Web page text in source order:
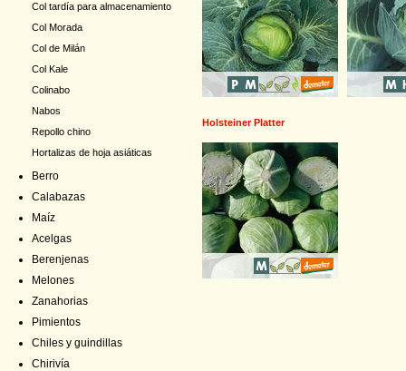
Col tardía para almacenamiento
Col Morada
Col de Milán
Col Kale
Colinabo
Nabos
Repollo chino
Hortalizas de hoja asiáticas
Berro
Calabazas
Maíz
Acelgas
Berenjenas
Melones
Zanahorias
Pimientos
Chiles y guindillas
Chirivía
Holsteiner Platter